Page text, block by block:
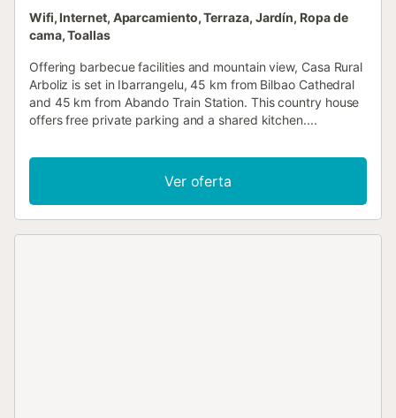
Wifi, Internet, Aparcamiento, Terraza, Jardín, Ropa de
cama, Toallas
Offering barbecue facilities and mountain view, Casa Rural
Arboliz is set in Ibarrangelu, 45 km from Bilbao Cathedral
and 45 km from Abando Train Station. This country house
offers free private parking and a shared kitchen....
Ver oferta